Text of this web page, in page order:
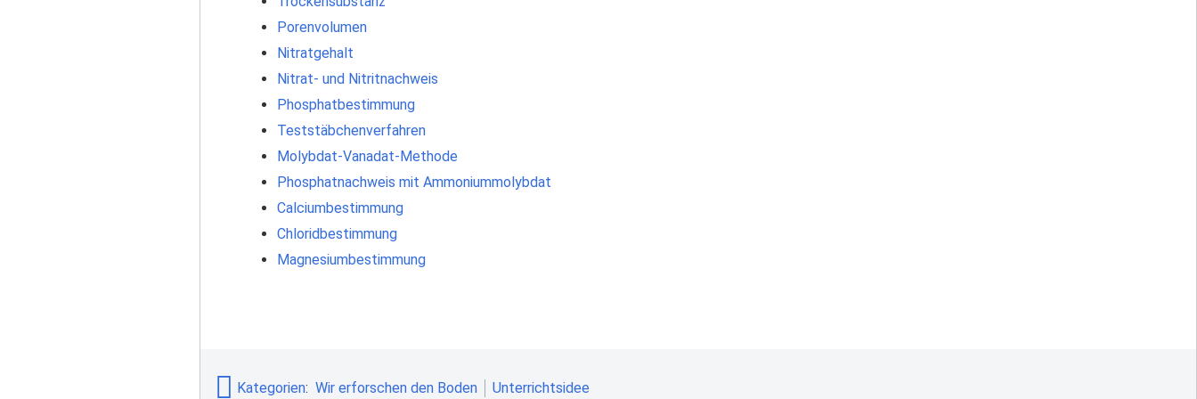
Porenvolumen
Nitratgehalt
Nitrat- und Nitritnachweis
Phosphatbestimmung
Teststäbchenverfahren
Molybdat-Vanadat-Methode
Phosphatnachweis mit Ammoniummolybdat
Calciumbestimmung
Chloridbestimmung
Magnesiumbestimmung
Kategorien: Wir erforschen den Boden Unterrichtsidee